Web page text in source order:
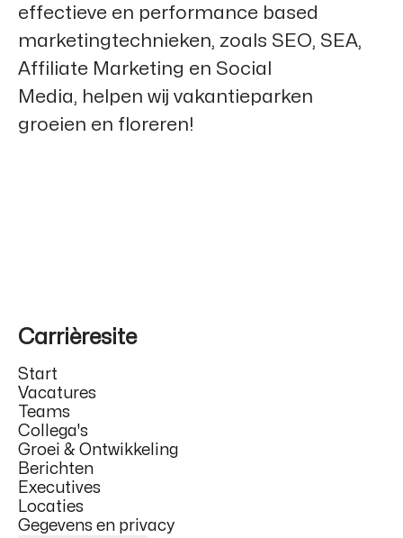
effectieve en performance based
marketingtechnieken, zoals SEO, SEA,
Affiliate Marketing en Social
Media, helpen wij vakantieparken
groeien en floreren!
Carrièresite
Start
Vacatures
Teams
Collega's
Groei & Ontwikkeling
Berichten
Executives
Locaties
Gegevens en privacy